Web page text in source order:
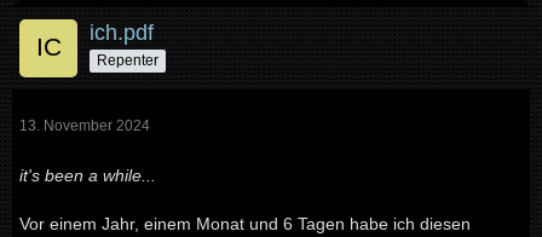
ich.pdf
Repenter
13. November 2024
it's been a while...
Vor einem Jahr, einem Monat und 6 Tagen habe ich diesen